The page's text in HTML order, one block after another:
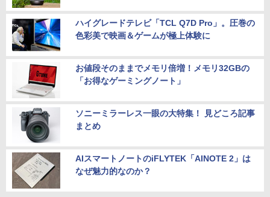
ハイグレードテレビ「TCL Q7D Pro」。圧巻の
色彩美で映画＆ゲームが極上体験に
お値段そのままでメモリ倍増！メモリ32GBの
「お得なゲーミングノート」
ソニーミラーレス一眼の大特集！ 見どころ記事
まとめ
AIスマートノートのiFLYTEK「AINOTE 2」は
なぜ魅力的なのか？